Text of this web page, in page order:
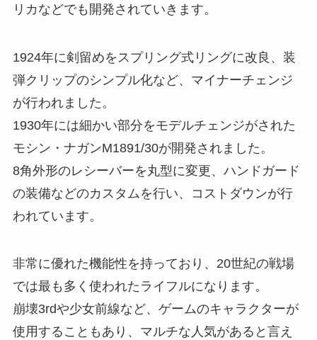
リカなどでも開発されていきます。
1924年に剣留めをスプリング式リングに改良、装
弾クリップのシンプル化など、マイナーチェンジ
が行われました。
1930年には細かい部分をモデルチェンジがされた
モシン・ナガンM1891/30が開発されました。
8角外形のレシーバーを丸型に変更、ハンドガード
の装備などのカスタムを行い、コストダウンが行
われています。
非常に優れた機能性を持っており、20世紀の戦場
では最も多く使われたライフルになります。
崩壊3rdや少女前線など、ゲームのキャラクターが
使用することもあり、マルチな人気があると言え